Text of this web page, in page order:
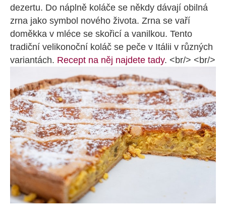
dezertu. Do náplně koláče se někdy dávají obilná
zrna jako symbol nového života. Zrna se vaří
doměkka v mléce se skořicí a vanilkou. Tento
tradiční velikonoční koláč se peče v Itálii v různých
variantách. Recept na něj najdete tady. <br/> <br/>